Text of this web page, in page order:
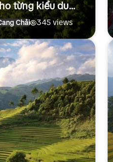
từng kiểu du
Chải 345 views